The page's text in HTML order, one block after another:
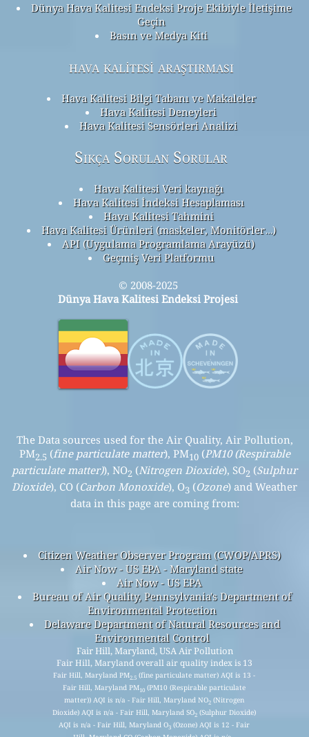
Dünya Hava Kalitesi Endeksi Proje Ekibiyle İletişime
Geçin
Basın ve Medya Kiti
hava kalitesi araştırması
Hava Kalitesi Bilgi Tabanı ve Makaleler
Hava Kalitesi Deneyleri
Hava Kalitesi Sensörleri Analizi
Sıkça Sorulan Sorular
Hava Kalitesi Veri kaynağı
Hava Kalitesi İndeksi Hesaplaması
Hava Kalitesi Tahmini
Hava Kalitesi Ürünleri (maskeler, Monitörler…)
API (Uygulama Programlama Arayüzü)
Geçmiş Veri Platformu
© 2008-2025
Dünya Hava Kalitesi Endeksi Projesi
The Data sources used for the Air Quality, Air Pollution,
PM2.5 (fine particulate matter), PM10(PM10 (Respirable
particulate matter)), NO2 (Nitrogen Dioxide), SO2 (Sulphur
Dioxide), CO (Carbon Monoxide), O3 (Ozone) and Weather
data in this page are coming from:
Citizen Weather Observer Program (CWOP/APRS)
Air Now - US EPA - Maryland state
Air Now - US EPA
Bureau of Air Quality, Pennsylvania's Department of
Environmental Protection
Delaware Department of Natural Resources and
Environmental Control
Fair Hill, Maryland, USA Air Pollution
Fair Hill, Maryland overall air quality index is 13
Fair Hill, Maryland PM2.5 (fine particulate matter) AQI is 13 -
Fair Hill, Maryland PM10 (PM10 (Respirable particulate
matter)) AQI is n/a - Fair Hill, Maryland NO2 (Nitrogen
Dioxide) AQI is n/a - Fair Hill, Maryland SO2 (Sulphur Dioxide)
AQI is n/a - Fair Hill, Maryland O3 (Ozone) AQI is 12 - Fair